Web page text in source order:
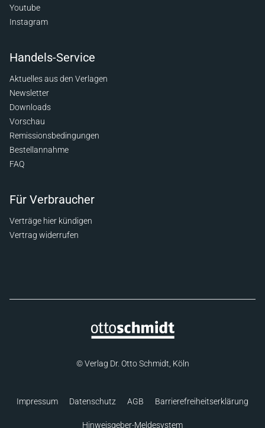
Youtube
Instagram
Handels-Service
Aktuelles aus den Verlagen
Newsletter
Downloads
Vorschau
Remissionsbedingungen
Bestellannahme
FAQ
Für Verbraucher
Verträge hier kündigen
Vertrag widerrufen
© Verlag Dr. Otto Schmidt, Köln
Impressum Datenschutz AGB Barrierefreiheitserklärung
Hinweisgeber-Meldesystem